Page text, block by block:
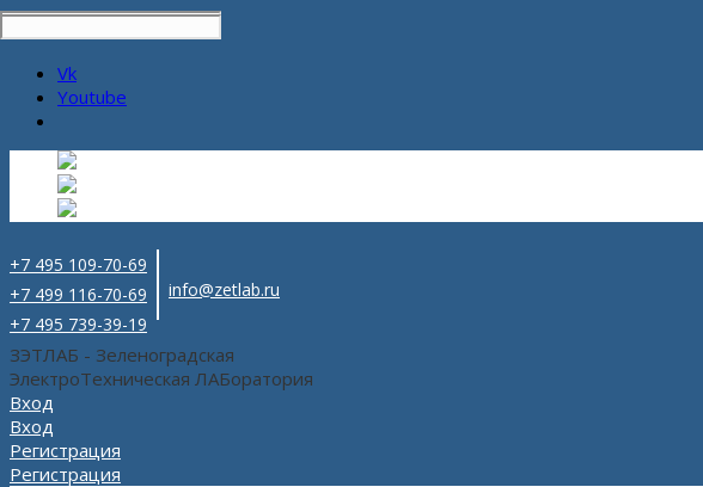
Vk
Youtube
+7 495 109-70-69
+7 499 116-70-69
+7 495 739-39-19
info@zetlab.ru
ЗЭТЛАБ - Зеленоградская
ЭлектроТехническая ЛАБоратория
Вход
Вход
Регистрация
Регистрация